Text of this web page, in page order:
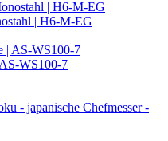
| H6-M-EG
WS100-7
- japanische Chefmesser -